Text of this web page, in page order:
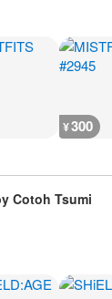
¥300
Cotoh Tsumi